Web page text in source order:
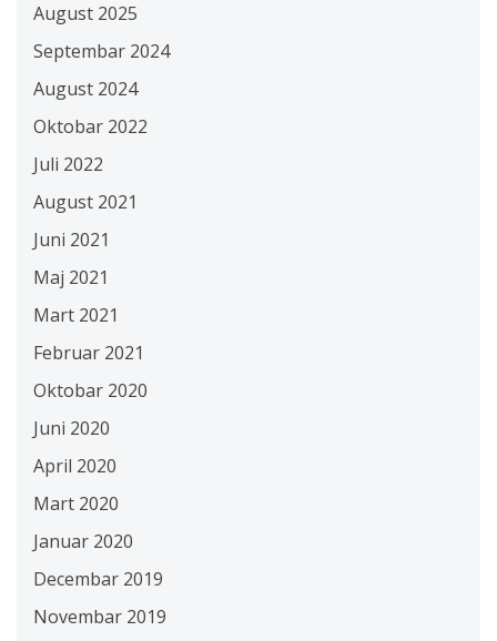
August 2025
Septembar 2024
August 2024
Oktobar 2022
Juli 2022
August 2021
Juni 2021
Maj 2021
Mart 2021
Februar 2021
Oktobar 2020
Juni 2020
April 2020
Mart 2020
Januar 2020
Decembar 2019
Novembar 2019